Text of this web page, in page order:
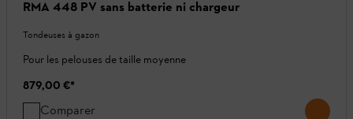
RMA 448 PV sans batterie ni chargeur
Tondeuses à gazon
Pour les pelouses de taille moyenne
879,00 €*
Comparer